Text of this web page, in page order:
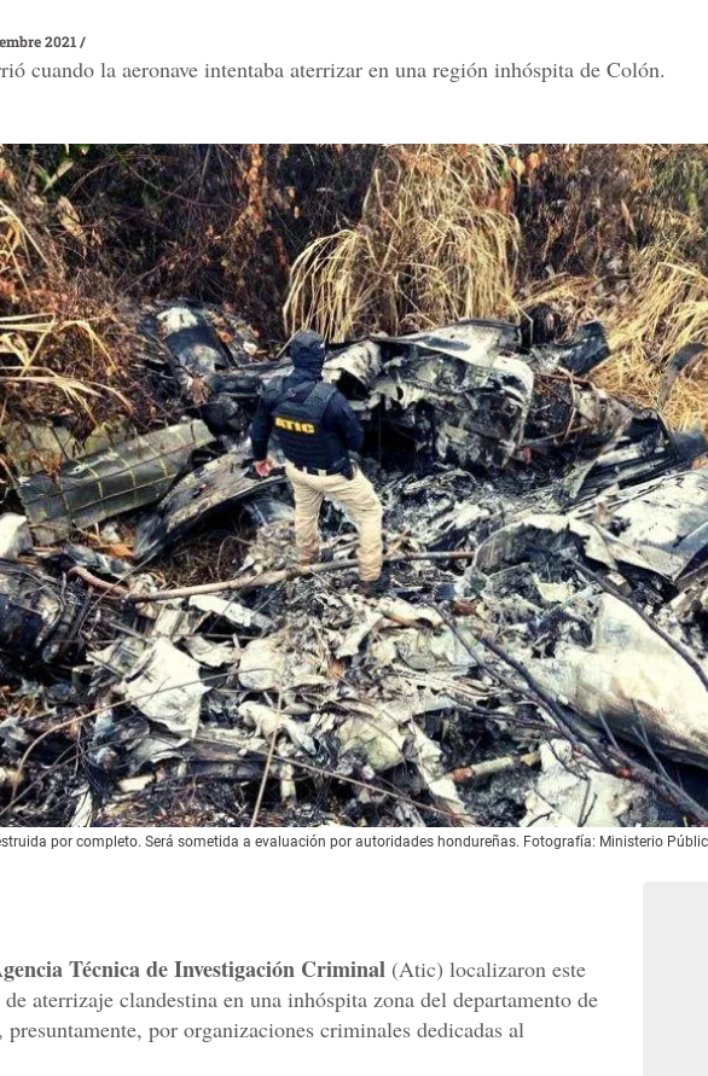
2021 /
cuando la aeronave intentaba aterrizar en una región inhóspita de Colón.
por completo. Será sometida a evaluación por autoridades hondureñas. Fotografía: Ministerio
Técnica de Investigación Criminal (Atic) localizaron este
aterrizaje clandestina en una inhóspita zona del departamento de
por organizaciones criminales dedicadas al